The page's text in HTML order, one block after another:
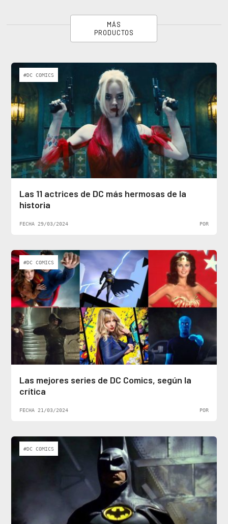
MÁS
PRODUCTOS
#DC COMICS
Las 11 actrices de DC más hermosas de la
historia
FECHA 29/03/2024 POR
#DC COMICS
Las mejores series de DC Comics, según la
crítica
FECHA 21/03/2024 POR
#DC COMICS